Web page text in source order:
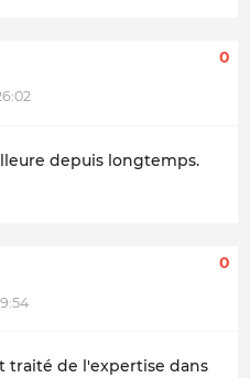
0
depuis longtemps.
0
traité de l'expertise dans